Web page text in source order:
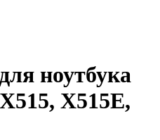
ноутбука
X515E,